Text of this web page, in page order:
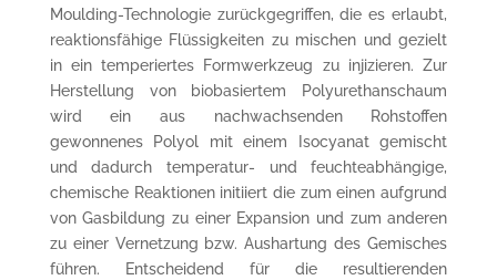
Moulding-Technologie zurückgegriffen, die es erlaubt,
reaktionsfähige Flüssigkeiten zu mischen und gezielt
in ein temperiertes Formwerkzeug zu injizieren. Zur
Herstellung von biobasiertem Polyurethanschaum
wird ein aus nachwachsenden Rohstoffen
gewonnenes Polyol mit einem Isocyanat gemischt
und dadurch temperatur- und feuchteabhängige,
chemische Reaktionen initiiert die zum einen aufgrund
von Gasbildung zu einer Expansion und zum anderen
zu einer Vernetzung bzw. Aushartung des Gemisches
führen. Entscheidend für die resultierenden